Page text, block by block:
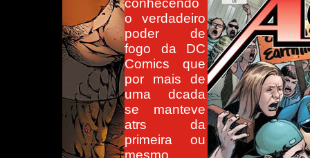
conhecendo
o verdadeiro
poder de
fogo da DC
Comics que
por mais de
uma dcada
se manteve
atrs da
primeira ou
mesmo